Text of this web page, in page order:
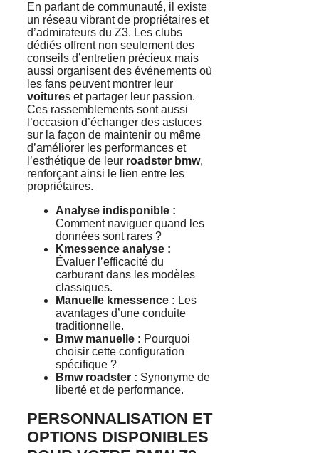
En parlant de communauté, il existe
un réseau vibrant de propriétaires et
d’admirateurs du Z3. Les clubs
dédiés offrent non seulement des
conseils d’entretien précieux mais
aussi organisent des événements où
les fans peuvent montrer leur
voitures et partager leur passion.
Ces rassemblements sont aussi
l’occasion d’échanger des astuces
sur la façon de maintenir ou même
d’améliorer les performances et
l’esthétique de leur roadster bmw,
renforçant ainsi le lien entre les
propriétaires.
Analyse indisponible :
Comment naviguer quand les
données sont rares ?
Kmessence analyse :
Évaluer l’efficacité du
carburant dans les modèles
classiques.
Manuelle kmessence : Les
avantages d’une conduite
traditionnelle.
Bmw manuelle : Pourquoi
choisir cette configuration
spécifique ?
Bmw roadster : Synonyme de
liberté et de performance.
PERSONNALISATION ET
OPTIONS DISPONIBLES